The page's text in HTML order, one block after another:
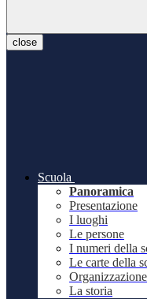
close
Scuola
Panoramica
Presentazione
I luoghi
Le persone
I numeri della
Le carte della
Organizzazione
La storia